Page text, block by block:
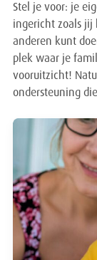
Stel je voor: je
ingericht zoals jij
anderen kunt
plek waar je
vooruitzicht!
ondersteuning